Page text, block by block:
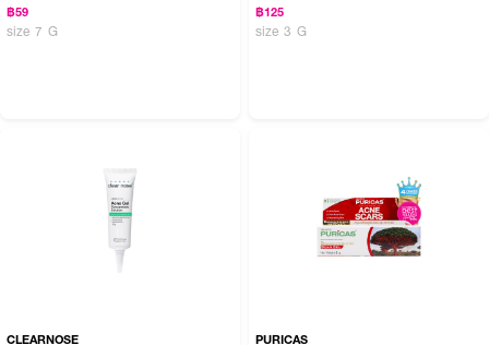
฿59
size 7 G
฿125
size 3 G
CLEARNOSE PURICAS